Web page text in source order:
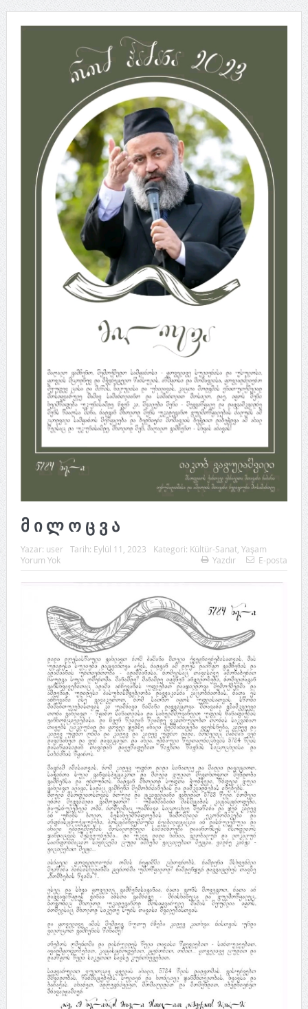
მ ი ლ ო ც ვ ა
Yazar: user Tarih: Eylül 11, 2023 Kategori: Kültür-Sanat, Yaşam
Yorum Yok
Yazdır E-posta